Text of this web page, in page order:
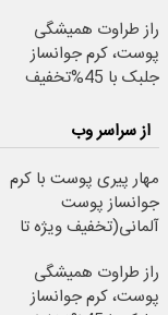
راز طراوت همیشگی
پوست، کرم جوانساز
جلبک با 45%تخفیف
از سراسر وب
مهار پیری پوست با کرم
جوانساز پوست
آلمانی(تخفیف ویژه تا
راز طراوت همیشگی
پوست، کرم جوانساز